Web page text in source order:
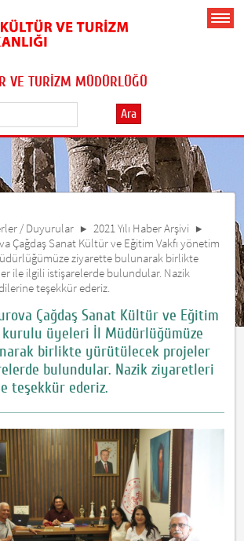
VE TURİZM MÜDÜRLÜĞÜ
Ara
/ Duyurular
2021 Yılı Haber Arşivi
Çağdaş Sanat Kültür ve Eğitim Vakfı yönetim
ziyarette bulunarak birlikte
ile ilgili istişarelerde bulundular. Nazik
teşekkür ederiz.
Çağdaş Sanat Kültür ve Eğitim
kurulu üyeleri İl Müdürlüğümüze
birlikte yürütülecek projeler
bulundular. Nazik ziyaretleri
teşekkür ederiz.